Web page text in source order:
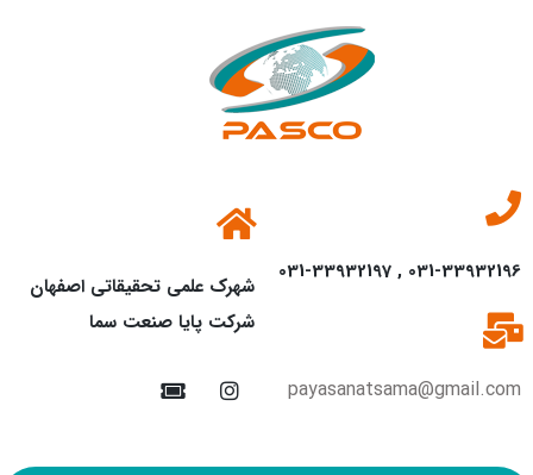
031-33932196 , 031-33932197
payasanatsama@gmail.com
شهرک علمی تحقیقاتی اصفهان
شرکت پایا صنعت سما